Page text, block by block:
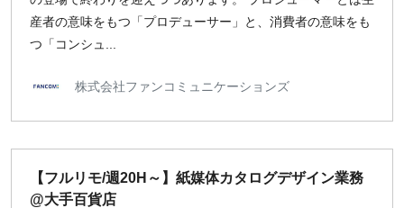
産者の意味をもつ「プロデューサー」と、消費者の意味をも
つ「コンシュ...
株式会社ファンコミュニケーションズ
【フルリモ/週20H～】紙媒体カタログデザイン業務
@大手百貨店